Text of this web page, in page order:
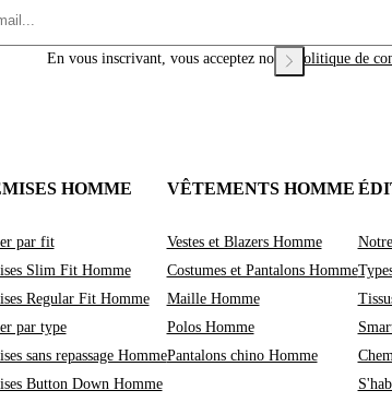
En vous inscrivant, vous acceptez notre Politique de
HOMME
par fit
Slim Fit Homme
Regular Fit Homme
par type
sans repassage Homme
Button Down Homme
VÊTEMENTS HOMME
Vestes et Blazers Homme
Costumes et Pantalons Homme
Maille Homme
Polos Homme
Pantalons chino Homme